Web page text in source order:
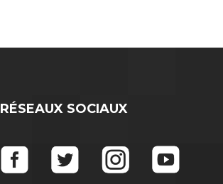
RÉSEAUX SOCIAUX